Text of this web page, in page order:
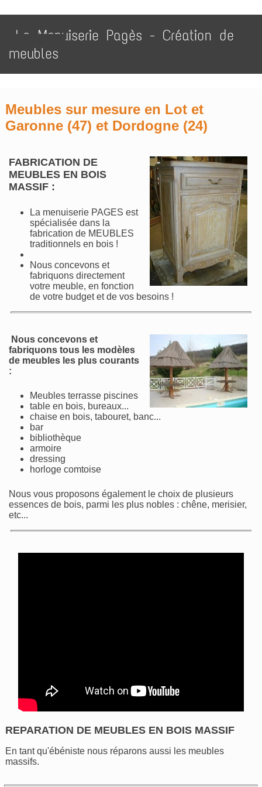
La Menuiserie Pagès - Création de
meubles
Meubles sur mesure en Lot et
Garonne (47) et Dordogne (24)
FABRICATION DE
MEUBLES EN BOIS
MASSIF :
La menuiserie PAGES est
spécialisée dans la
fabrication de MEUBLES
traditionnels en bois !
Nous concevons et
fabriquons directement
votre meuble, en fonction
de votre budget et de vos besoins !
Nous concevons et
fabriquons tous les modèles
de meubles les plus courants
:
Meubles terrasse piscines
table en bois, bureaux...
chaise en bois, tabouret, banc...
bar
bibliothèque
armoire
dressing
horloge comtoise
Nous vous proposons également le choix de plusieurs
essences de bois, parmi les plus nobles : chêne, merisier,
etc...
REPARATION DE MEUBLES EN BOIS MASSIF
En tant qu'ébéniste nous réparons aussi les meubles
massifs.